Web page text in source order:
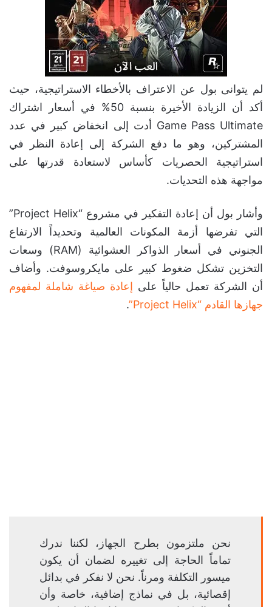
لم يتوانى بول عن الاعتراف بالأخطاء الاستراتيجية، حيث
أكد أن الزيادة الأخيرة بنسبة 50% في أسعار اشتراك
Game Pass Ultimate أدت إلى انخفاض كبير في عدد
المشتركين، وهو ما دفع الشركة إلى إعادة النظر في
استراتيجية الحصريات كأساس لاستعادة قدرتها على
مواجهة هذه التحديات.
وأشار بول أن إعادة التفكير في مشروع “Project Helix”
التي تفرضها أزمة المكونات العالمية وتحديداً الارتفاع
الجنوني في أسعار الذواكر العشوائية (RAM) وسعات
التخزين تشكل ضغوط كبير على مايكروسوفت. وأضاف
أن الشركة تعمل حالياً على إعادة صياغة شاملة لمفهوم
جهازها القادم “Project Helix”
.
نحن ملتزمون بطرح الجهاز، لكننا ندرك
تماماً الحاجة إلى تغييره لضمان أن يكون
ميسور التكلفة ومرناً. نحن لا نفكر في بدائل
إقصائية، بل في نماذج إضافية، خاصة وأن